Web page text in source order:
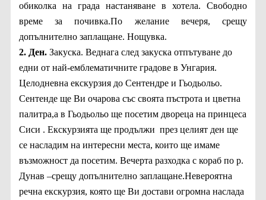
обиколка на града настаняване в хотела. Свободно
време за почивка.По желание вечеря, срещу
допълнително заплащане. Нощувка.
2. Ден. Закуска. Веднага след закуска отпътуване до
едни от най-емблематичните градове в Унгария.
Целодневна екскурзия до Сентендре и Гьодьольо.
Сентенде ще Ви очарова със своята пъстрота и цветна
палитра,а в Гьодьольо ще посетим двореца на принцеса
Сиси . Екскурзията ще продължи през целият ден ще
се насладим на интересни места, които ще имаме
възможност да посетим. Вечерта разходка с кораб по р.
Дунав –срещу допълнително заплащане.Невероятна
речна екскурзия, която ще Ви достави огромна наслада